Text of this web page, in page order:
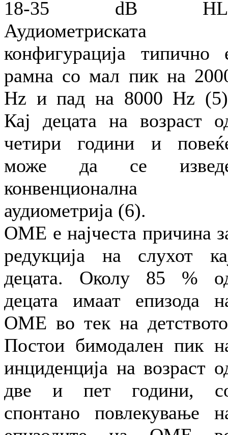
18-35 dB
Аудиометриската
конфигурација типично
рамна со мал пик на
Hz и пад на 8000 Hz
Кај децата на возраст
четири години и
може да се
конвенционална
аудиометрија (6).
ОМЕ е најчеста причина
редукција на слухот
децата. Околу 85 %
децата имаат епизода
ОМЕ во тек на
Постои бимодален пик
инциденција на возраст
две и пет години,
спонтано повлекување